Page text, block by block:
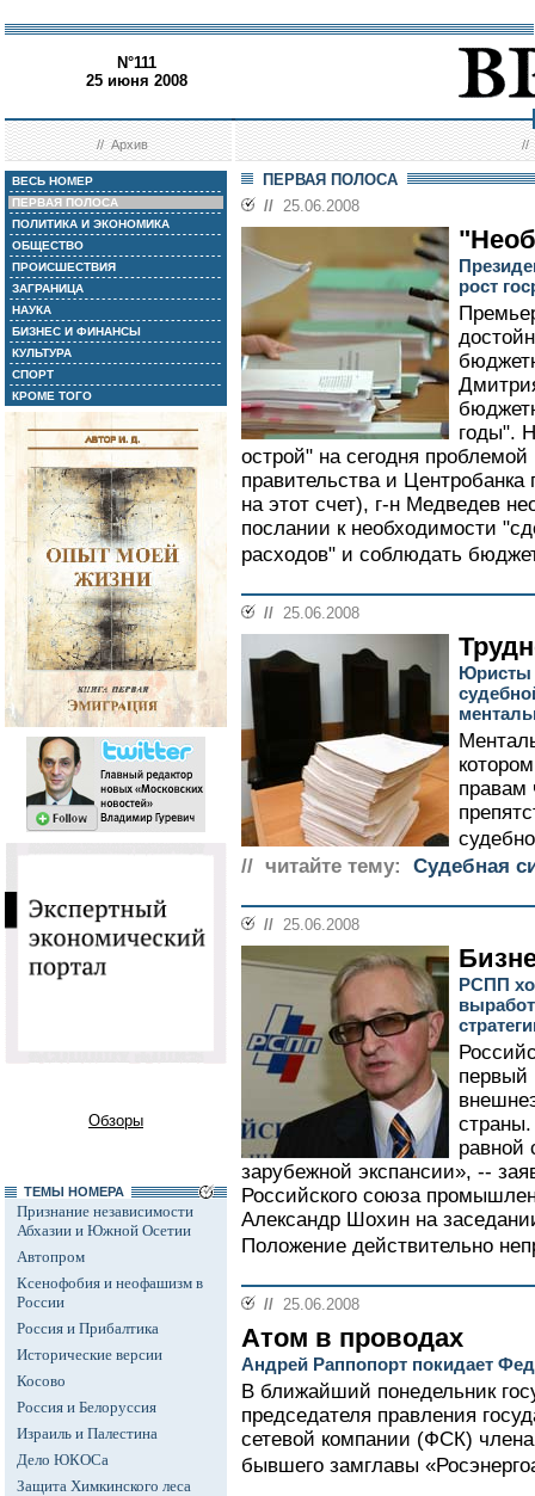
N°111
25 июня 2008
//Архив //
ВЕСЬ НОМЕР
ПЕРВАЯ ПОЛОСА
ПОЛИТИКА И ЭКОНОМИКА
ОБЩЕСТВО
ПРОИСШЕСТВИЯ
ЗАГРАНИЦА
НАУКА
БИЗНЕС И ФИНАНСЫ
КУЛЬТУРА
СПОРТ
КРОМЕ ТОГО
Обзоры
ТЕМЫ НОМЕРА
Признание независимости
Абхазии и Южной Осетии
Автопром
Ксенофобия и неофашизм в
России
Россия и Прибалтика
Исторические версии
Косово
Россия и Белоруссия
Израиль и Палестина
Дело ЮКОСа
Защита Химкинского леса
ПЕРВАЯ ПОЛОСА
// 25.06.2008
рост
годы".
острой" на сегодня
правительства и
на этот счет), г-н Медведев
послании к необходимости
расходов" и соблюдать
// 25.06.2008
Юристы
правам
// читайте тему:
Судебная
// 25.06.2008
РСПП
первый
равной
зарубежной экспансии», --
Российского союза
Александр Шохин на
Положение действительно
// 25.06.2008
Атом в проводах
Андрей Раппопорт покидает
В ближайший понедельник
председателя правления
сетевой компании (ФСК)
бывшего замглавы